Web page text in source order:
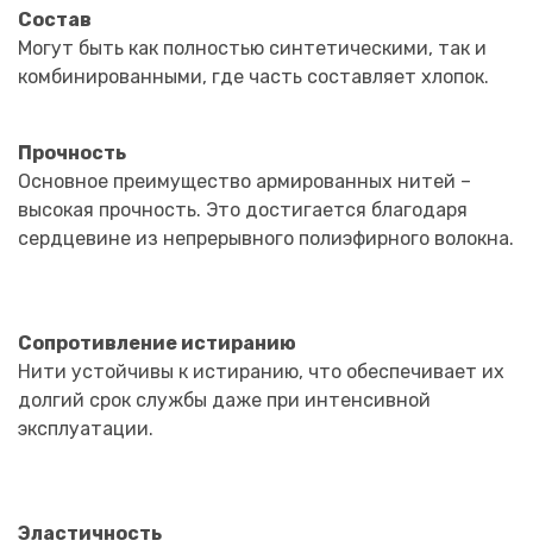
Состав
Могут быть как полностью синтетическими, так и
комбинированными, где часть составляет хлопок.
Прочность
Основное преимущество армированных нитей –
высокая прочность. Это достигается благодаря
сердцевине из непрерывного полиэфирного волокна.
Сопротивление истиранию
Нити устойчивы к истиранию, что обеспечивает их
долгий срок службы даже при интенсивной
эксплуатации.
Эластичность